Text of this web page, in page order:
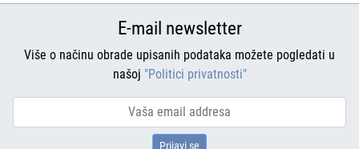
E-mail newsletter
Više o načinu obrade upisanih podataka možete pogledati u
našoj "Politici privatnosti"
Prijavi se